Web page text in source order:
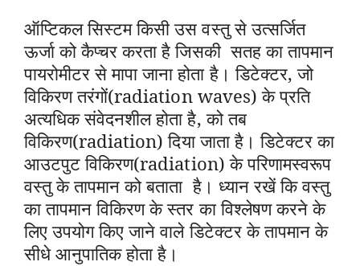
ऑप्टिकल सिस्टम किसी उस वस्तु से उत्सर्जित
ऊर्जा को कैप्चर करता है जिसकी सतह का तापमान
पायरोमीटर से मापा जाना होता है। डिटेक्टर, जो
विकिरण तरंगों(radiation waves) के प्रति
अत्यधिक संवेदनशील होता है, को तब
विकिरण(radiation) दिया जाता है। डिटेक्टर का
आउटपुट विकिरण(radiation) के परिणामस्वरूप
वस्तु के तापमान को बताता है। ध्यान रखें कि वस्तु
का तापमान विकिरण के स्तर का विश्लेषण करने के
लिए उपयोग किए जाने वाले डिटेक्टर के तापमान के
सीधे आनुपातिक होता है।